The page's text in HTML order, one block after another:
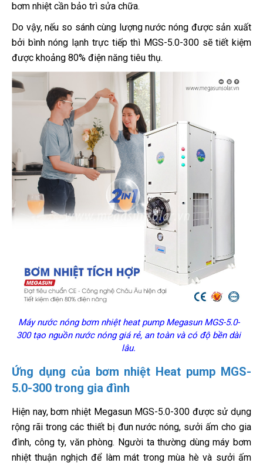
bơm nhiệt cần bảo trì sửa chữa.
Do vậy, nếu so sánh cùng lượng nước nóng được sản xuất
bởi bình nóng lạnh trực tiếp thì MGS-5.0-300 sẽ tiết kiệm
được khoảng 80% điện năng tiêu thụ.
Máy nước nóng bơm nhiệt heat pump Megasun MGS-5.0-
300 tạo nguồn nước nóng giá rẻ, an toàn và có độ bền dài
lâu.
Ứng dụng của bơm nhiệt Heat pump MGS-
5.0-300 trong gia đình
Hiện nay, bơm nhiệt Megasun MGS-5.0-300 được sử dụng
rộng rãi trong các thiết bị đun nước nóng, sưởi ấm cho gia
đình, công ty, văn phòng. Người ta thường dùng máy bơm
nhiệt thuận nghịch để làm mát trong mùa hè và sưởi ấm